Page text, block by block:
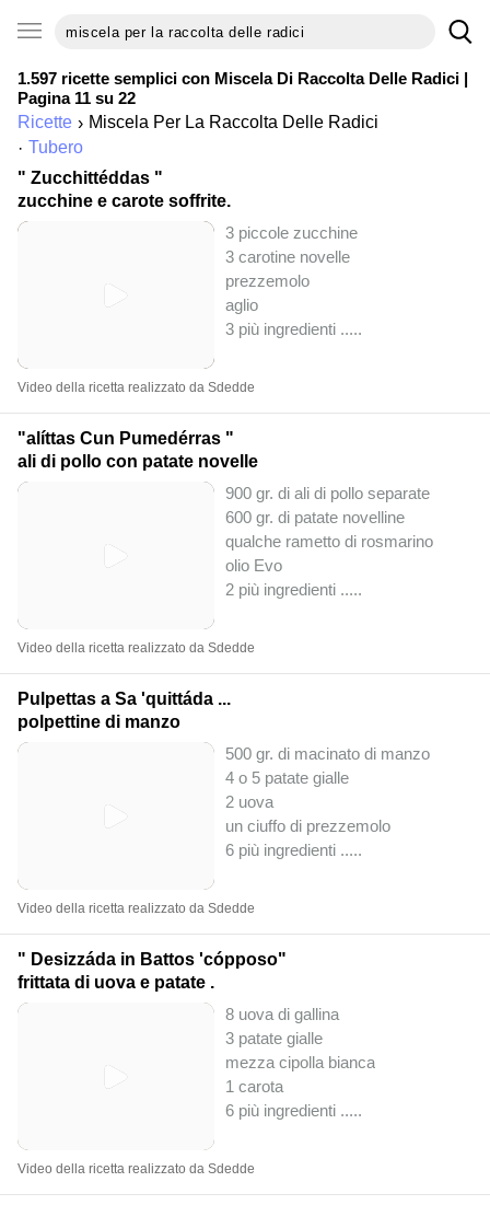
1.597 ricette semplici con Miscela Di Raccolta Delle Radici
Pagina 11 su 22
Ricette
Miscela Per La Raccolta Delle Radici
Tubero
" Zucchittéddas "
zucchine e carote soffrite.
3 piccole zucchine
3 carotine novelle
prezzemolo
aglio
3 più ingredienti .....
Video della ricetta realizzato da Sdedde
"alíttas Cun Pumedérras "
ali di pollo con patate novelle
900 gr. di ali di pollo separate
600 gr. di patate novelline
qualche rametto di rosmarino
olio Evo
2 più ingredienti .....
Video della ricetta realizzato da Sdedde
Pulpettas a Sa 'quittáda ...
polpettine di manzo
500 gr. di macinato di manzo
4 o 5 patate gialle
2 uova
un ciuffo di prezzemolo
6 più ingredienti .....
Video della ricetta realizzato da Sdedde
" Desizzáda in Battos 'cópposo"
frittata di uova e patate .
8 uova di gallina
3 patate gialle
mezza cipolla bianca
1 carota
6 più ingredienti .....
Video della ricetta realizzato da Sdedde